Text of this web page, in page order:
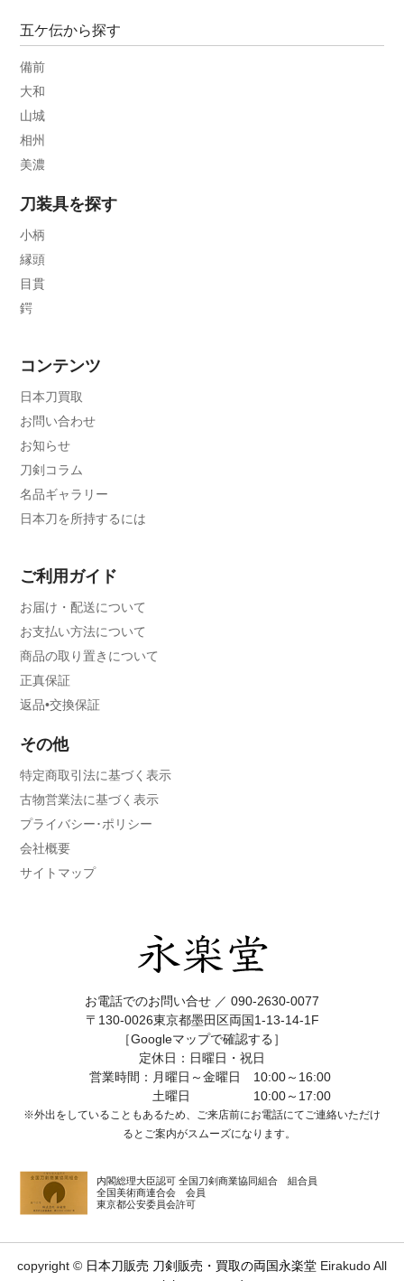
五ケ伝から探す
備前
大和
山城
相州
美濃
刀装具を探す
小柄
縁頭
目貫
鍔
コンテンツ
日本刀買取
お問い合わせ
お知らせ
刀剣コラム
名品ギャラリー
日本刀を所持するには
ご利用ガイド
お届け・配送について
お支払い方法について
商品の取り置きについて
正真保証
返品•交換保証
その他
特定商取引法に基づく表示
古物営業法に基づく表示
プライバシー･ポリシー
会社概要
サイトマップ
お電話でのお問い合せ ／ 090-2630-0077
〒130-0026東京都墨田区両国1-13-14-1F
［Googleマップで確認する］
定休日：日曜日・祝日
営業時間：月曜日～金曜日 10:00～16:00
土曜日 10:00～17:00
※外出をしていることもあるため、ご来店前にお電話にてご連絡いただけ
ると ご案内がスムーズになります。
内閣総理大臣認可 全国刀剣商業協同組合 組合員
全国美術商連合会 会員
東京都公安委員会許可
copyright © 日本刀販売 刀剣販売・買取の両国永楽堂 Eirakudo All